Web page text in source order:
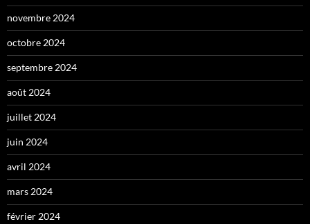
novembre 2024
octobre 2024
septembre 2024
août 2024
juillet 2024
juin 2024
avril 2024
mars 2024
février 2024